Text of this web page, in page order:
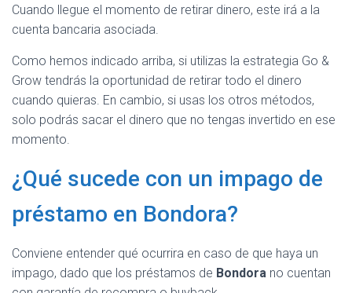
Cuando llegue el momento de retirar dinero, este irá a la
cuenta bancaria asociada.
Como hemos indicado arriba, si utilizas la estrategia Go &
Grow tendrás la oportunidad de retirar todo el dinero
cuando quieras. En cambio, si usas los otros métodos,
solo podrás sacar el dinero que no tengas invertido en ese
momento.
¿Qué sucede con un impago de
préstamo en Bondora?
Conviene entender qué ocurrira en caso de que haya un
impago, dado que los préstamos de Bondora no cuentan